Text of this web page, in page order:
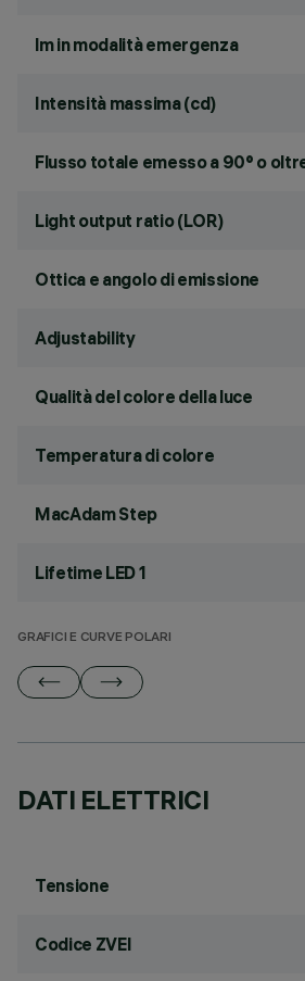
lm in modalità emergenza
Intensità massima (cd)
Flusso totale emesso a 90° o
Light output ratio (LOR)
Ottica e angolo di emissione
Adjustability
Qualità del colore della luce
Temperatura di colore
MacAdam Step
Lifetime LED 1
GRAFICI E CURVE POLARI
DATI ELETTRICI
Tensione
Codice ZVEI